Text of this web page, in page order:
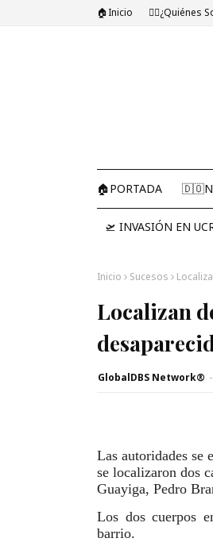
🏠Inicio 🤷‍♂️¿Quiénes
🏠PORTADA
🛫 INVASIÓN EN
Inicio Sucesos
Localizan
GlobalDBS Network® -
Las autoridades se
se localizaron dos
Guayiga, Pedro
Los dos cuerpos
barrio.